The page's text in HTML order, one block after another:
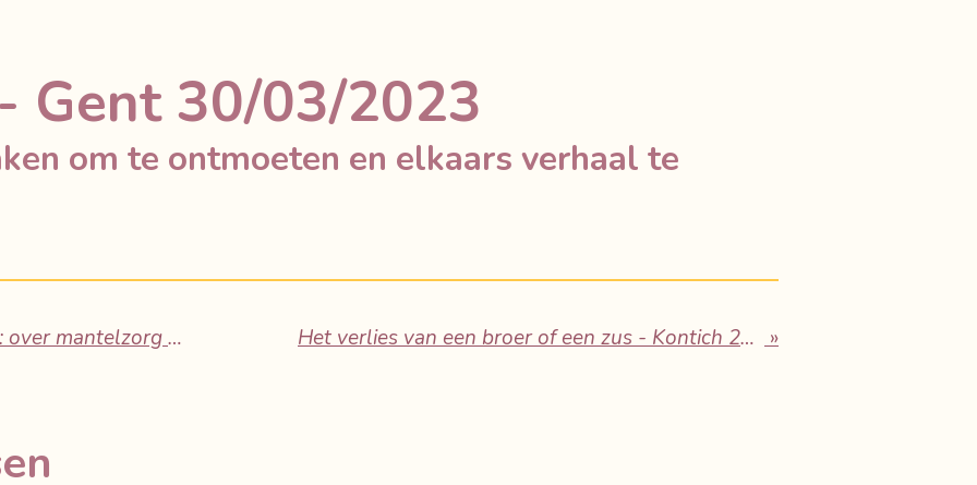
Gent 30/03/2023
om te ontmoeten en elkaars verhaal te
Tussen verlies een verbinding: over mantelzorg en rouw - Brugge 23/03/2023 Het verlies van een broer of een zus - Kontich 23/04/2023 »